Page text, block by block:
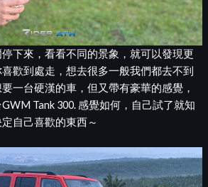
下來，看看不同的景象，就可以發現更
歡到處走，想去很多一般我們都去不到
一台硬漢的車，但又帶有豪華的感覺，
Tank 300. 感覺如何，自己試了就知
自己喜歡的東西～